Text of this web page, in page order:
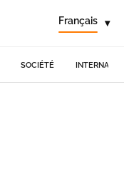
Français ▾
SOCIÉTÉ